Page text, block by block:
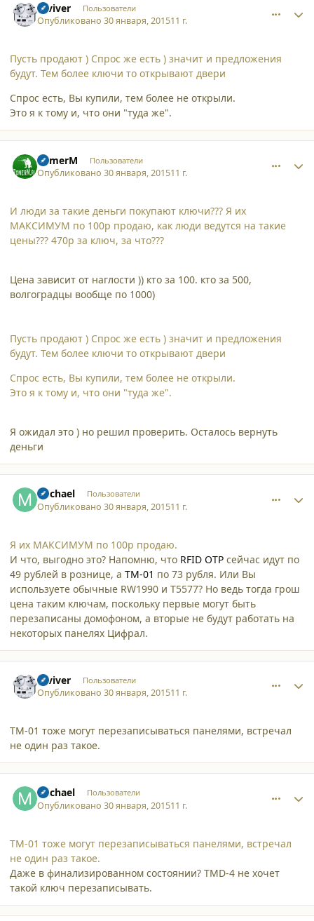
reviver Пользователи
Опубликовано30 января, 201511 г.
Пусть продают ) Спрос же есть ) значит и предложения
будут. Тем более ключи то открывают двери
Спрос есть, Вы купили, тем более не открыли.
Это я к тому и, что они "туда же".
ZomerM Пользователи
Опубликовано30 января, 201511 г.
И люди за такие деньги покупают ключи??? Я их
МАКСИМУМ по 100р продаю, как люди ведутся на такие
цены??? 470р за ключ, за что???
Цена зависит от наглости )) кто за 100. кто за 500,
волгоградцы вообще по 1000)
Пусть продают ) Спрос же есть ) значит и предложения
будут. Тем более ключи то открывают двери
Спрос есть, Вы купили, тем более не открыли.
Это я к тому и, что они "туда же".
Я ожидал это ) но решил проверить. Осталось вернуть
деньги
michael Пользователи
Опубликовано30 января, 201511 г.
Я их МАКСИМУМ по 100р продаю.
И что, выгодно это? Напомню, что RFID OTP сейчас идут по
49 рублей в рознице, а TM-01 по 73 рубля. Или Вы
используете обычные RW1990 и T5577? Но ведь тогда грош
цена таким ключам, поскольку первые могут быть
перезаписаны домофоном, а вторые не будут работать на
некоторых панелях Цифрал.
reviver Пользователи
Опубликовано30 января, 201511 г.
ТМ-01 тоже могут перезаписываться панелями, встречал
не один раз такое.
michael Пользователи
Опубликовано30 января, 201511 г.
ТМ-01 тоже могут перезаписываться панелями, встречал
не один раз такое.
Даже в финализированном состоянии? TMD-4 не хочет
такой ключ перезаписывать.